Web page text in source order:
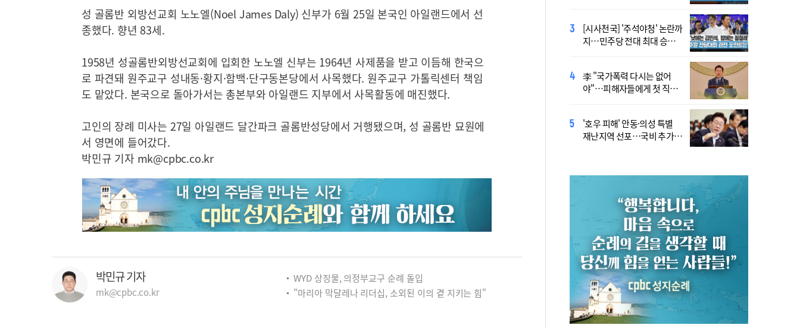
성 골롬반 외방선교회 노노엘(Noel James Daly) 신부가 6월 25일 본국인 아일랜드에서 선
종했다. 향년 83세.
1958년 성골롬반외방선교회에 입회한 노노엘 신부는 1964년 사제품을 받고 이듬해 한국으
로 파견돼 원주교구 성내동·황지·함백·단구동본당에서 사목했다. 원주교구 가톨릭센터 책임
도 맡았다. 본국으로 돌아가서는 총본부와 아일랜드 지부에서 사목활동에 매진했다.
고인의 장례 미사는 27일 아일랜드 달간파크 골롬반성당에서 거행됐으며, 성 골롬반 묘원에
서 영면에 들어갔다.
박민규 기자 mk@cpbc.co.kr
박민규 기자
mk@cpbc.co.kr
WYD 상징물, 의정부교구 순례 돌입
"마리아 막달레나 리더십, 소외된 이의 곁 지키는 힘"
[시사천국] '주석야청' 논란까
지…민주당 전대 최대 승부
李 "국가폭력 다시는 없어
야"…피해자들에게 첫 직접
'호우 피해' 안동·의성 특별
재난지역 선포…국비 추가
'식중독 발생 9월이 가장 많
아'
정동영 "'조선' 호명 부르기
공론화 후에"…원로들 "이름
Official Theme Song for
WYD Seoul 2027 Released